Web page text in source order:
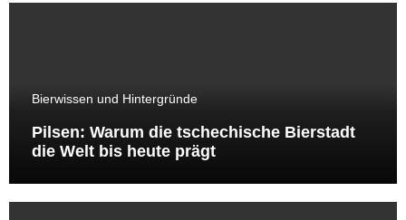
Bierwissen und Hintergründe
Pilsen: Warum die tschechische Bierstadt
die Welt bis heute prägt